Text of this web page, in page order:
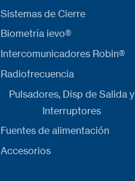
Sistemas de Cierre
Biometría ievo®
Intercomunicadores Robin®
Radiofrecuencia
Pulsadores, Disp de Salida y
Interruptores
Fuentes de alimentación
Accesorios